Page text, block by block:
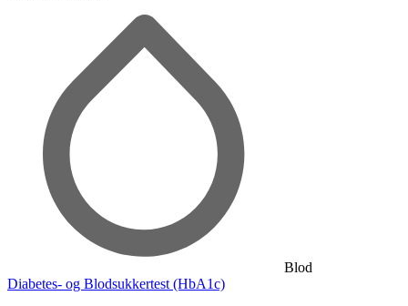
Blod
Diabetes- og Blodsukkertest (HbA1c)